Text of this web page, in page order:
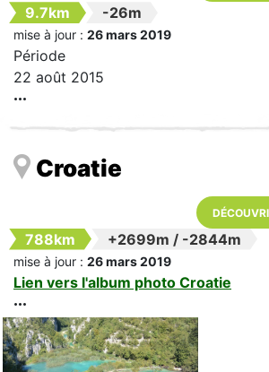
9.7km -26m
mise à jour : 26 mars 2019
Période
22 août 2015
Croatie
788km +2699m / -2844m
mise à jour : 26 mars 2019
Lien vers l'album photo Croatie